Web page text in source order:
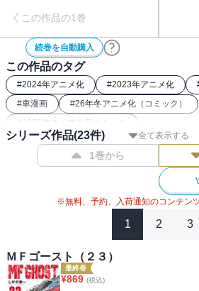
この作品の1巻
続巻を自動購入
この作品のタグ
#2024年アニメ化 #2023年アニメ化
#車漫画 #26年冬アニメ化（コミック）
#2025年ストア人気コミック
全て表示する
シリーズ作品(23件)
1巻から
※無料、予約、入荷通知のコンテン
1 2 3
ＭＦゴースト（２３）
最終巻
¥869 (税込)